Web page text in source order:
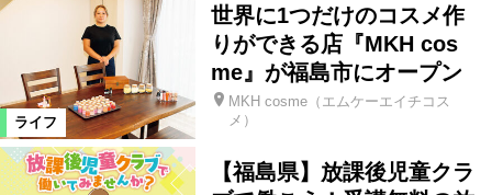
カテゴリ
ファッション ビューティ
リラクゼーション
ライフ
世界に1つだけのコスメ作
りができる店『MKH cos
me』が福島市にオープン
MKH cosme（エムケーエイチコス
メ）
【福島県】放課後児童クラ